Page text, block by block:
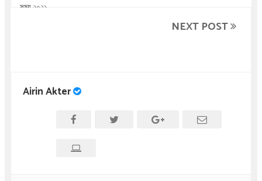
সময় ২০২১
NEXT POST
Airin Akter